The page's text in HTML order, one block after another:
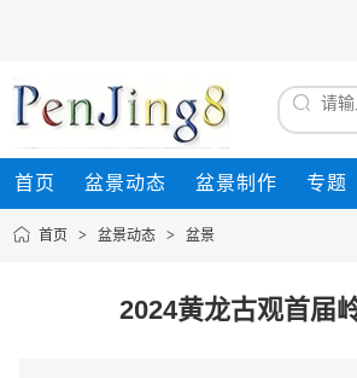
首页 盆景动态 盆景制作 专题
首页 > 盆景动态 > 盆景
2024黄龙古观首届